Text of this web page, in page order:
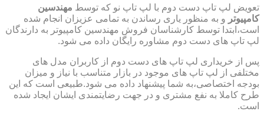
تعویض لپ تاپ دست دوم با لپ تاپ نو که توسط مهندسین
کامپیوتر و به منظور یاری رساندن به تمامی عزیزان انجام شده
است،ابتدا توسط کارشناسان فروش مهندسین کامپیوتر به دارندگان
لپ تاپ های دست دوم مشاوره رایگان داده می شود.
پس از خریداری لپ تاپ های دست دوم از کاربران مدل های
مختلفی از لپ تاپ های موجود در بازار متناسب با نیاز و میزان
بودجه اختصاصی،به شما پیشنهاد داده می شود.طبیعی است که این
طرح کاملا به نفع مشتری و در جهت رضایتمندی ایشان ایجاد شده
است.